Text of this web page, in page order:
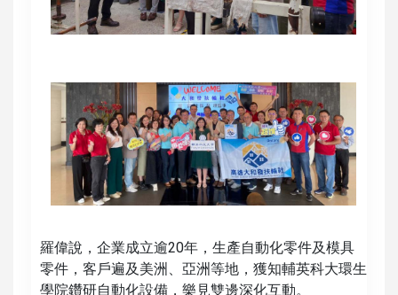
羅偉說，企業成立逾20年，生產自動化零件及模具
零件，客戶遍及美洲、亞洲等地，獲知輔英科大環生
學院鑽研自動化設備，樂見雙邊深化互動。